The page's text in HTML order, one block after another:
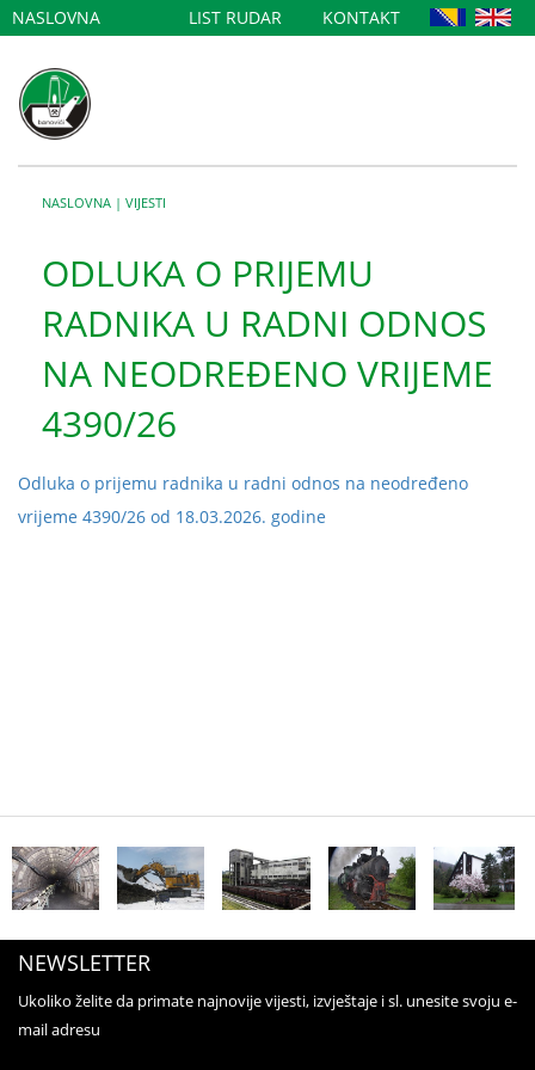
NASLOVNA LIST RUDAR KONTAKT
NASLOVNA | VIJESTI
ODLUKA O PRIJEMU
RADNIKA U RADNI ODNOS
NA NEODREĐENO VRIJEME
4390/26
Odluka o prijemu radnika u radni odnos na neodređeno
vrijeme 4390/26 od 18.03.2026. godine
NEWSLETTER
Ukoliko želite da primate najnovije vijesti, izvještaje i sl. unesite svoju e-
mail adresu